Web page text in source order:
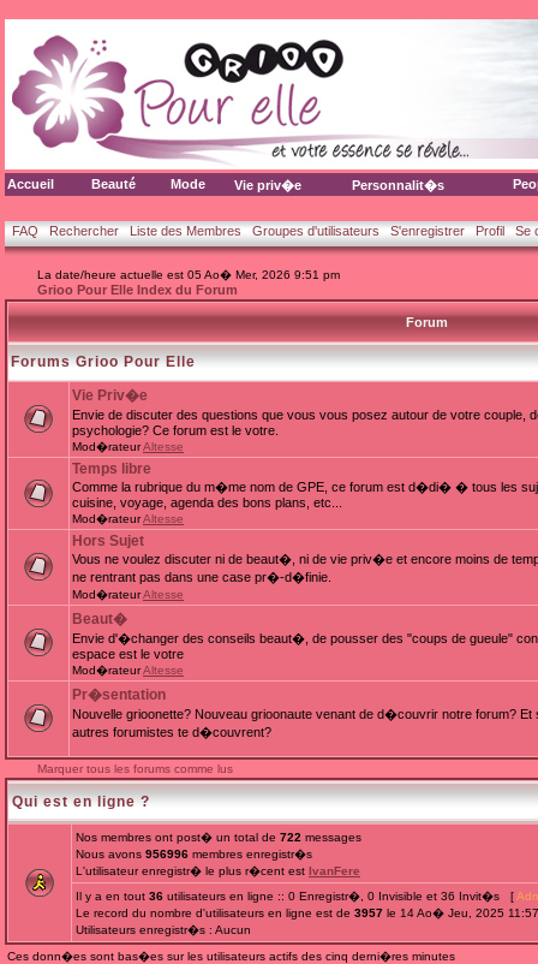
Accueil Beauté Mode Vie priv�e Personnalit�s
FAQ Rechercher Liste des Membres Groupes d'utilisateurs S'enregistrer Profil Se
La date/heure actuelle est 05 Ao� Mer, 2026 9:51 pm
Grioo Pour Elle Index du Forum
Forum
Forums Grioo Pour Elle
Vie Priv�e
Envie de discuter des questions que vous vous posez autour de votre
psychologie? Ce forum est le votre.
Mod�rateurAltesse
Temps libre
Comme la rubrique du m�me nom de GPE, ce forum est d�di� � tous les
cuisine, voyage, agenda des bons plans, etc...
Mod�rateurAltesse
Hors Sujet
Vous ne voulez discuter ni de beaut�, ni de vie priv�e et encore moins de
ne rentrant pas dans une case pr�-d�finie.
Mod�rateurAltesse
Beaut�
Envie d'�changer des conseils beaut�, de pousser des "coups de gueule"
espace est le votre
Mod�rateurAltesse
Pr�sentation
Nouvelle grioonette? Nouveau grioonaute venant de d�couvrir notre forum?
autres forumistes te d�couvrent?
Marquer tous les forums comme lus
Qui est en ligne ?
Nos membres ont post� un total de 722 messages
Nous avons 956996 membres enregistr�s
L'utilisateur enregistr� le plus r�cent est IvanFere
Il y a en tout 36 utilisateurs en ligne :: 0 Enregistr�, 0 Invisible et 36 Invit�s [
Le record du nombre d'utilisateurs en ligne est de 3957 le 14 Ao� Jeu, 2025
Utilisateurs enregistr�s : Aucun
Ces donn�es sont bas�es sur les utilisateurs actifs des cinq derni�res minutes